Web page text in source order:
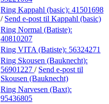
Ring Kappahl (basic): 41501698
/ Send e-post til Kappahl (basic)
Ring Normal (Batiste):
40810207
Ring VITA (Batiste): 56324271
Ring Skousen (Bauknecht):
56901227 / Send e-post til
Skousen (Bauknecht)
Ring Narvesen (Baxt):
95436805